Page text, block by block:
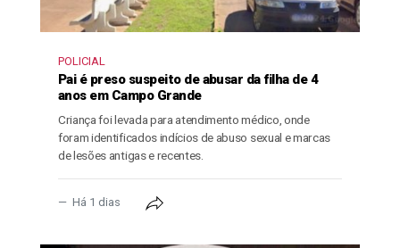
POLICIAL
Pai é preso suspeito de abusar da filha de 4
anos em Campo Grande
Criança foi levada para atendimento médico, onde
foram identificados indícios de abuso sexual e marcas
de lesões antigas e recentes.
Há 1 dias